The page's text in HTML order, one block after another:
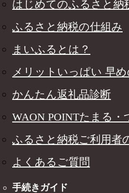
はじめてのふるさと納
ふるさと納税の仕組み
まいふるとは？
メリットいっぱい 早
かんたん返礼品診断
WAON POINTたまる・
ふるさと納税ご利用者
よくあるご質問
手続きガイド